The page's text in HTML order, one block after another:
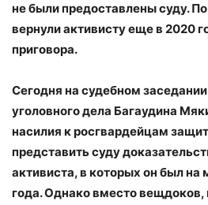
не были предоставлены суду.
вернули активисту еще в 2020
приговора.
Сегодня на судебном
уголовного дела Багаудина
насилия к росгвардейцам
представить суду
активиста, в которых он был на
года. Однако вместо вещдоков,